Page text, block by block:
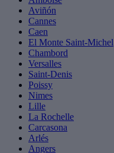
Aviñón
Cannes
Caen
El Monte Saint-Michel
Chambord
Versalles
Saint-Denis
Poissy
Nimes
Lille
La Rochelle
Carcasona
Arlés
Angers